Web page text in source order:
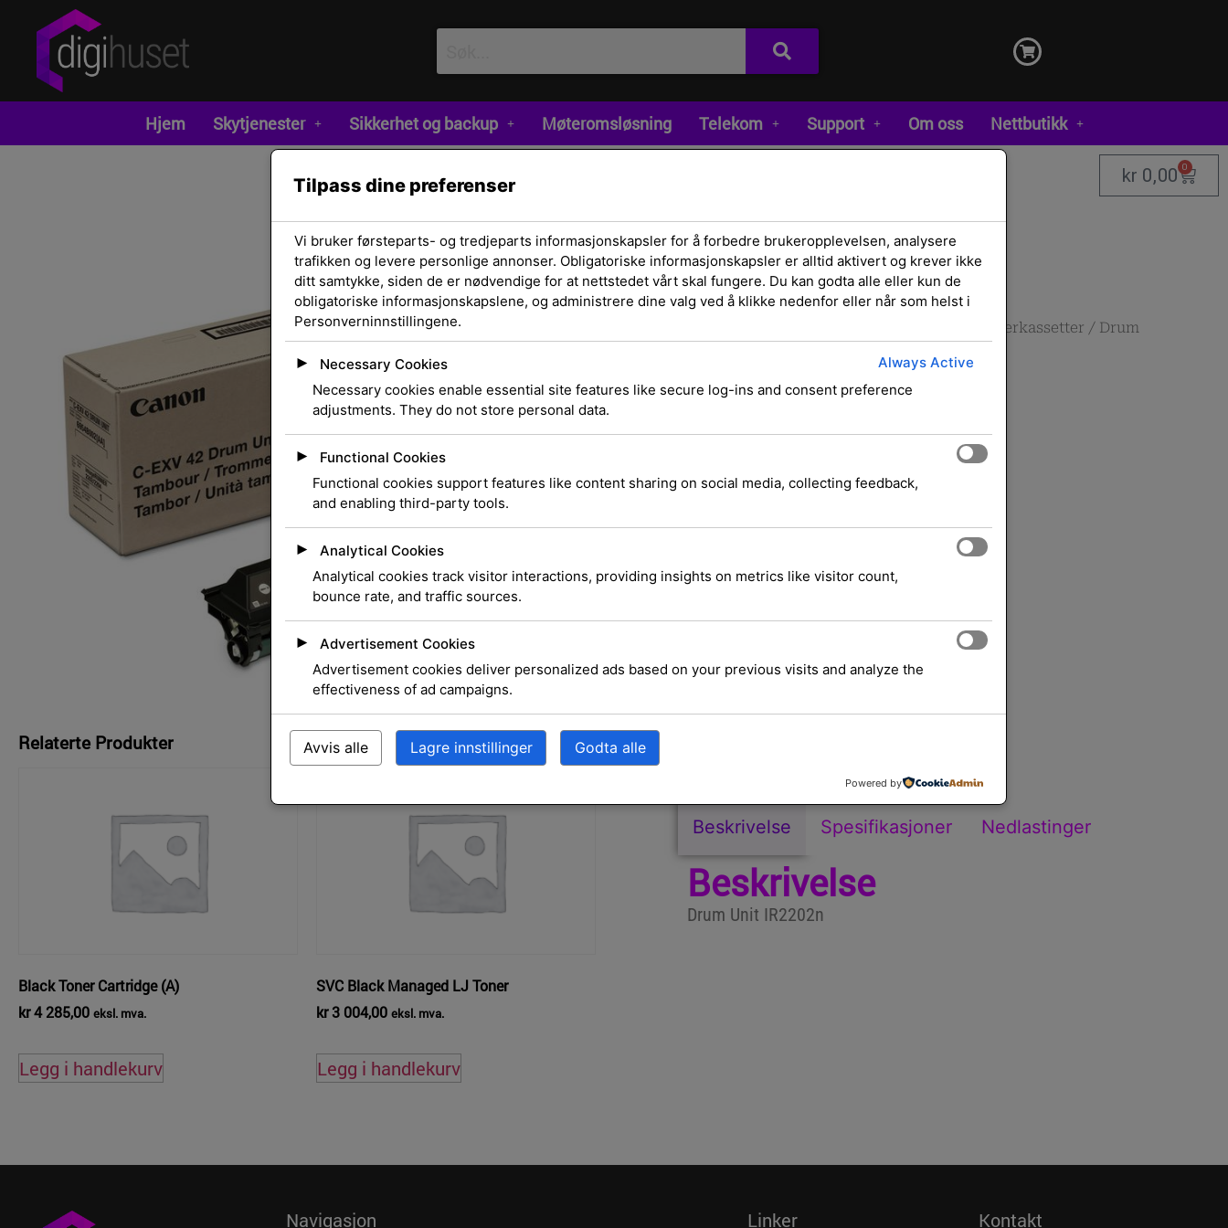
Hjem Skytjenester Sikkerhet og backup Møteromsløsning Telekom Support Om oss Nettbutikk
kr 0,00 0
Relaterte Produkter
Black Toner Cartridge (A)
kr4 285,00 eksl. mva.
Legg i handlekurv
SVC Black Managed LJ Toner
kr3 004,00 eksl. mva.
Legg i handlekurv
Tonerkassetter / Drum
Drum Unit IR2202n
Utsolgt, men kan bestilles
Beskrivelse Spesifikasjoner Nedlastinger
Beskrivelse
Drum Unit IR2202n
Navigasjon Linker Kontakt
Tilpass dine preferenser
Vi bruker førsteparts- og tredjeparts informasjonskapsler for å forbedre brukeropplevelsen, analysere
trafikken og levere personlige annonser. Obligatoriske informasjonskapsler er alltid aktivert og krever ikke
ditt samtykke, siden de er nødvendige for at nettstedet vårt skal fungere. Du kan godta alle eller kun de
obligatoriske informasjonskapslene, og administrere dine valg ved å klikke nedenfor eller når som helst i
Personverninnstillingene.
► Necessary Cookies
Always Active
Necessary cookies enable essential site features like secure log-ins and consent preference
adjustments. They do not store personal data.
►
Functional Cookies
Functional cookies support features like content sharing on social media, collecting feedback,
and enabling third-party tools.
►
Analytical Cookies
Analytical cookies track visitor interactions, providing insights on metrics like visitor count,
bounce rate, and traffic sources.
►
Advertisement Cookies
Advertisement cookies deliver personalized ads based on your previous visits and analyze the
effectiveness of ad campaigns.
Avvis alle Lagre innstillinger Godta alle
Powered by